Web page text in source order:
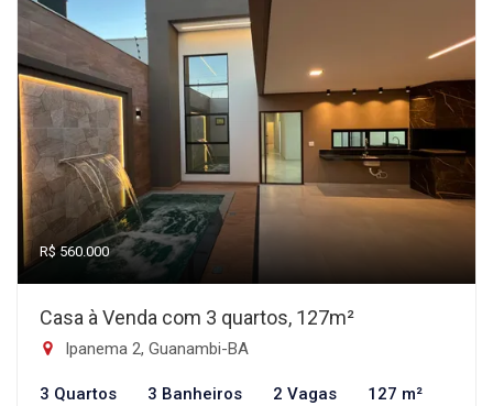
R$ 560.000
Casa à Venda com 3 quartos, 127m²
Ipanema 2, Guanambi-BA
3 Quartos 3 Banheiros 2 Vagas 127 m²